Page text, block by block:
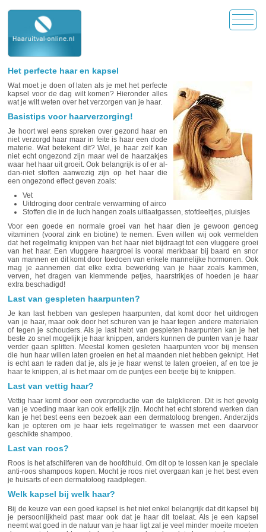
Het perfecte haar en kapsel
Wat moet je doen of laten als je met het perfecte
kapsel voor de dag wilt komen? Hieronder alles
wat je wilt weten over het verzorgen van je haar.
Basistips voor haarverzorging!
Je hoort wel eens spreken over gezond haar en
niet verzorgd haar maar in feite is haar een dode
materie. Wat betekent dit? Wel, je haar zelf kan
niet echt ongezond zijn maar wel de haarzakjes
waar het haar uit groeit. Ook belangrijk is of er al-
dan-niet stoffen aanwezig zijn op het haar die
een ongezond effect geven zoals:
Vet
Uitdroging door centrale verwarming of airco
Stoffen die in de luch hangen zoals uitlaatgassen, stofdeeltjes, pluisjes
Voor een goede en normale groei van het haar dien je gewoon genoeg
vitaminen (vooral zink en biotine) te nemen. Even willen wij ook vermelden
dat het regelmatig knippen van het haar niet bijdraagt tot een vluggere groei
van het haar. Een vluggere haargroei is vooral merkbaar bij baard en snor
van mannen en dit komt door toedoen van enkele mannelijke hormonen. Ook
mag je aannemen dat elke extra bewerking van je haar zoals kammen,
verven, het dragen van klemmende petjes, haarstrikjes of hoeden je haar
extra beschadigd!
Last van gespleten haarpunten?
Je kan last hebben van geslepen haarpunten, dat komt door het uitdrogen
van je haar, maar ook door het schuren van je haar tegen andere materialen
of tegen je schouders. Als je last hebt van gespleten haarpunten kan je het
beste zo snel mogelijk je haar knippen, anders kunnen de punten van je haar
verder gaan splitten. Meestal komen gesleten haarpunten voor bij mensen
die hun haar willen laten groeien en het al maanden niet hebben geknipt. Het
is echt aan te raden dat je, als je je haar wenst te laten groeien, af en toe je
haar te knippen, al is het maar om de puntjes een beetje bij te knippen.
Last van vettig haar?
Vettig haar komt door een overproductie van de talgklieren. Dit is het gevolg
van je voeding maar kan ook erfelijk zijn. Mocht het echt storend werken dan
kan je het best eens een bezoek aan een dermatoloog brengen. Anderzijds
kan je opteren om je haar iets regelmatiger te wassen met een daarvoor
geschikte shampoo.
Last van roos?
Roos is het afschilferen van de hoofdhuid. Om dit op te lossen kan je speciale
anti-roos shampoos kopen. Mocht je roos niet overgaan kan je het best even
je huisarts of een dermatoloog raadplegen.
Welk kapsel bij welk haar?
Bij de keuze van een goed kapsel is het niet enkel belangrijk dat dit kapsel bij
je persoonlijkheid past maar ook dat je haar dit toelaat. Als je een kapsel
neemt wat goed in de natuur van je haar ligt zal je veel minder moeite moeten